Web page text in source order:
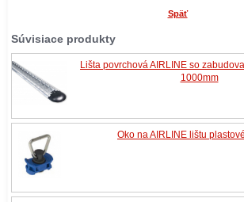
Späť
Súvisiace produkty
Lišta povrchová AIRLINE so
1000mm
Oko na AIRLINE lištu